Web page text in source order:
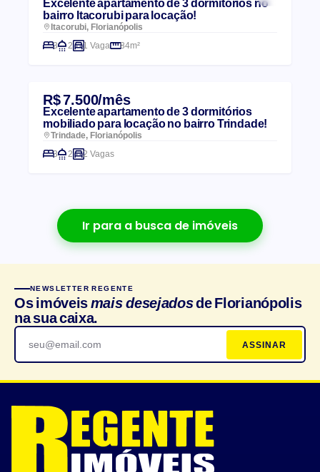
Excelente apartamento de 3 dormitórios no
bairro Itacorubi para locação!
Itacorubi, Florianópolis
3
2 1 Vaga 84m²
R$ 7.500/mês
Excelente apartamento de 3 dormitórios
mobiliado para locação no bairro Trindade!
Trindade, Florianópolis
3
2 2 Vagas
Ir para a busca de imóveis
NEWSLETTER REGENTE
Os imóveismais desejadosde Florianópolis
na sua caixa.
ASSINAR